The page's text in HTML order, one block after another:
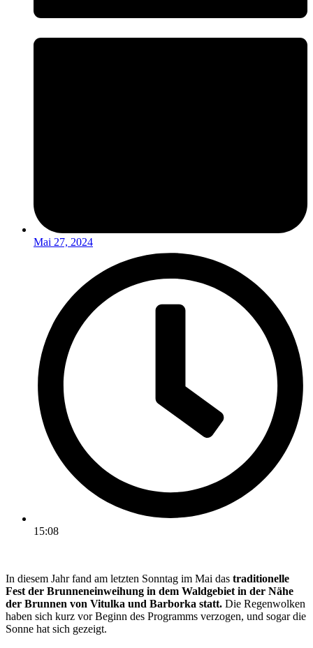
Mai 27, 2024
15:08
In diesem Jahr fand am letzten Sonntag im Mai das traditionelle
Fest der Brunneneinweihung in dem Waldgebiet in der Nähe
der Brunnen von Vitulka und Barborka statt. Die Regenwolken
haben sich kurz vor Beginn des Programms verzogen, und sogar die
Sonne hat sich gezeigt.